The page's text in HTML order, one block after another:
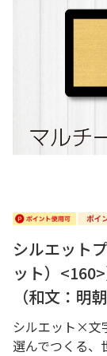
シルエット
ット）
（和文：明
シルエット×文
選んでつくる、